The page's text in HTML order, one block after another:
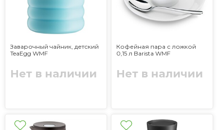
Заварочный чайник, детский
TeaEgg WMF
Нет в наличии
Кофейная пара с ложкой
0,15 л Barista WMF
Нет в наличии